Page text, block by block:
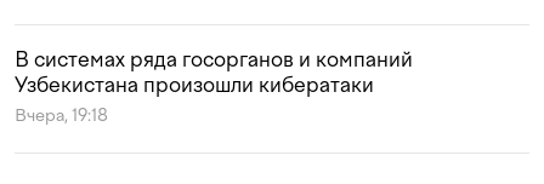
В системах ряда госорганов и компаний
Узбекистана произошли кибератаки
Вчера, 19:18